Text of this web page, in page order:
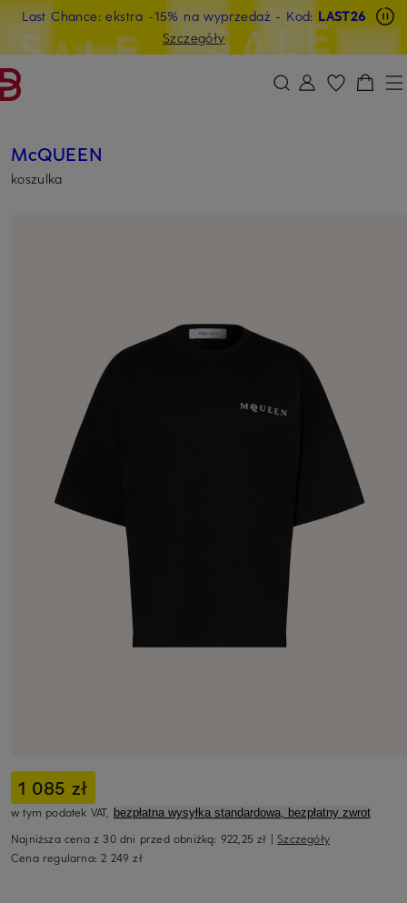
PRZEJDŹ DO GŁÓWNEJ TREŚCI PRZEJDŹ DO WYSZUKIWANIA
Last Chance: ekstra -15% na wyprzedaż - Kod: LAST26
Szczegóły
McQUEEN
koszulka
1 085 zł
w tym podatek VAT, bezpłatna wysyłka standardowa, bezpłatny zwrot
Najniższa cena z 30 dni przed obniżką: 922,25 zł |Szczegóły
Cena regularna:2 249 zł